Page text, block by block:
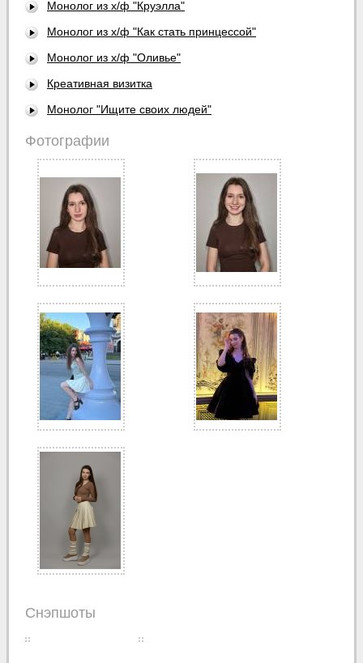
Монолог из х/ф "Круэлла"
Монолог из х/ф "Как стать принцессой"
Монолог из х/ф "Оливье"
Креативная визитка
Монолог "Ищите своих людей"
Фотографии
Снэпшоты